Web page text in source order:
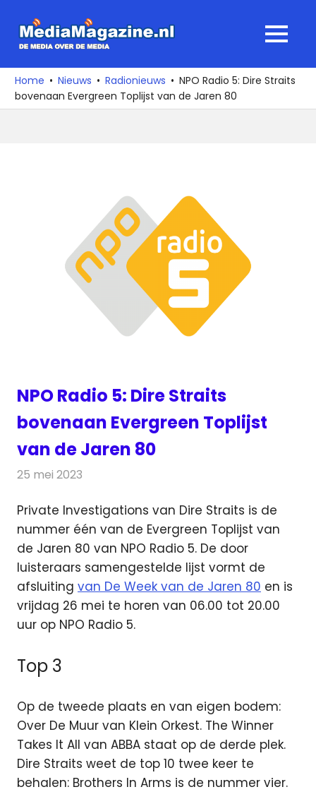
naar
media
over
de
MENU
Home Nieuws Radionieuws
NPO Radio 5: Dire Straits
bovenaan Evergreen Toplijst van de Jaren 80
NPO Radio 5: Dire Straits
bovenaan Evergreen Toplijst
van de Jaren 80
25 mei 2023
Private Investigations van Dire Straits is de
nummer één van de Evergreen Toplijst van
de Jaren 80 van NPO Radio 5. De door
luisteraars samengestelde lijst vormt de
afsluiting van De Week van de Jaren 80 en is
vrijdag 26 mei te horen van 06.00 tot 20.00
uur op NPO Radio 5.
Top 3
Op de tweede plaats en van eigen bodem:
Over De Muur van Klein Orkest. The Winner
Takes It All van ABBA staat op de derde plek.
Dire Straits weet de top 10 twee keer te
behalen: Brothers In Arms is de nummer vier.